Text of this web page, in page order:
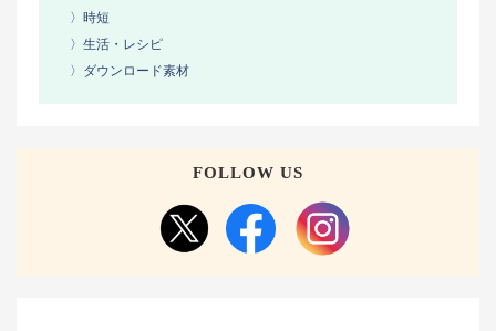
〉時短
〉生活・レシピ
〉ダウンロード素材
FOLLOW US